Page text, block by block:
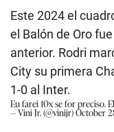
Este 2024 el
el Balón de Oro
anterior. Rodri
City su primera
1-0 al Inter.
Eu farei 10x se for preciso.
— Vini Jr. (@vinijr)October